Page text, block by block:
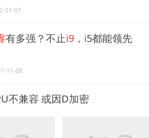
01-07
有多强？不止i9 ， i5都能领先
11-08
不兼容 或因D加密